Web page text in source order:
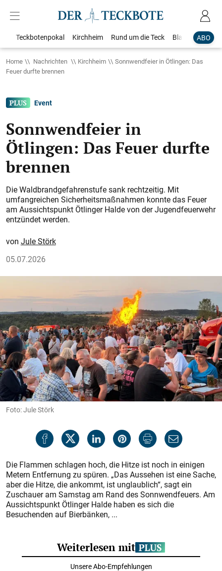
ABO
Teckbotenpokal Kirchheim Rund um die Teck Blaulicht
Home Nachrichten Kirchheim
Sonnwendfeier in Ötlingen: Das
Feuer durfte brennen
Event
Sonnwendfeier in
Ötlingen: Das Feuer durfte
brennen
Die Waldbrandgefahrenstufe sank rechtzeitig. Mit
umfangreichen Sicherheitsmaßnahmen konnte das Feuer
am Aussichtspunkt Ötlinger Halde von der Jugendfeuerwehr
entzündet werden.
Jule Störk
05.07.2026
Foto: Jule Störk
Die Flammen schlagen hoch, die Hitze ist noch in einigen
Metern Entfernung zu spüren. „Das Aussehen ist eine Sache,
aber die Hitze, die ankommt, ist unglaublich“, sagt ein
Zuschauer am Samstag am Rand des Sonnwendfeuers. Am
Aussichtspunkt Ötlinger Halde haben es sich die
Besuchenden auf Bierbänken, ...